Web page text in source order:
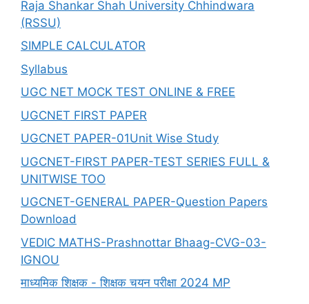
Raja Shankar Shah University Chhindwara
(RSSU)
SIMPLE CALCULATOR
Syllabus
UGC NET MOCK TEST ONLINE & FREE
UGCNET FIRST PAPER
UGCNET PAPER-01Unit Wise Study
UGCNET-FIRST PAPER-TEST SERIES FULL &
UNITWISE TOO
UGCNET-GENERAL PAPER-Question Papers
Download
VEDIC MATHS-Prashnottar Bhaag-CVG-03-
IGNOU
माध्यमिक शिक्षक - शिक्षक चयन परीक्षा 2024 MP